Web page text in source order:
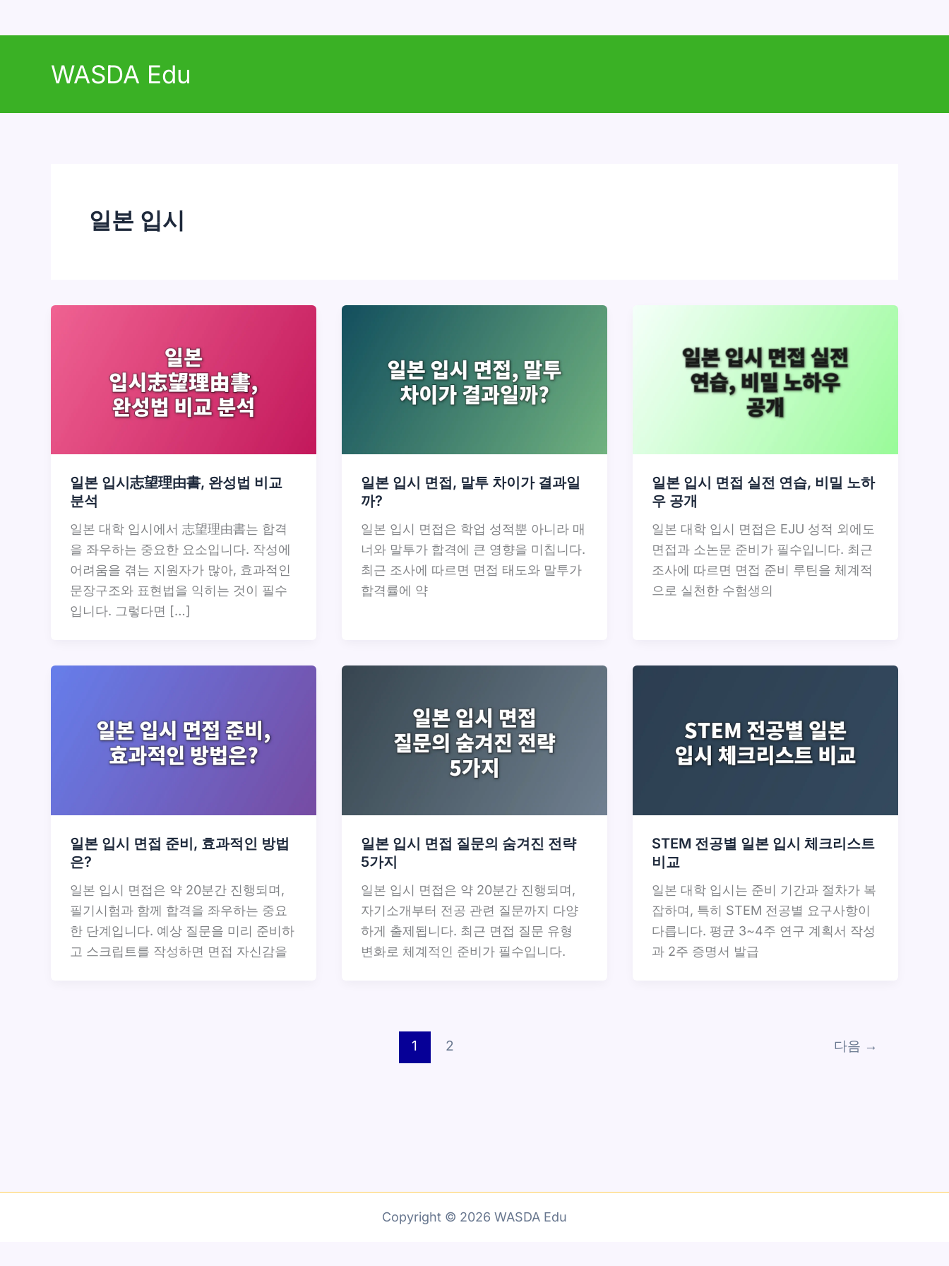
WASDA Edu
일본 입시
일본 입시志望理由書, 완성법 비교
분석
일본 대학 입시에서 志望理由書는 합격
을 좌우하는 중요한 요소입니다. 작성에
어려움을 겪는 지원자가 많아, 효과적인
문장구조와 표현법을 익히는 것이 필수
입니다. 그렇다면 […]
일본 입시 면접, 말투 차이가 결과일
까?
일본 입시 면접은 학업 성적뿐 아니라 매
너와 말투가 합격에 큰 영향을 미칩니다.
최근 조사에 따르면 면접 태도와 말투가
합격률에 약
일본 입시 면접 실전 연습, 비밀 노하
우 공개
일본 대학 입시 면접은 EJU 성적 외에도
면접과 소논문 준비가 필수입니다. 최근
조사에 따르면 면접 준비 루틴을 체계적
으로 실천한 수험생의
일본 입시 면접 준비, 효과적인 방법
은?
일본 입시 면접은 약 20분간 진행되며,
필기시험과 함께 합격을 좌우하는 중요
한 단계입니다. 예상 질문을 미리 준비하
고 스크립트를 작성하면 면접 자신감을
일본 입시 면접 질문의 숨겨진 전략
5가지
일본 입시 면접은 약 20분간 진행되며,
자기소개부터 전공 관련 질문까지 다양
하게 출제됩니다. 최근 면접 질문 유형
변화로 체계적인 준비가 필수입니다.
STEM 전공별 일본 입시 체크리스트
비교
일본 대학 입시는 준비 기간과 절차가 복
잡하며, 특히 STEM 전공별 요구사항이
다릅니다. 평균 3~4주 연구 계획서 작성
과 2주 증명서 발급
1 2 다음 →
Copyright © 2026 WASDA Edu